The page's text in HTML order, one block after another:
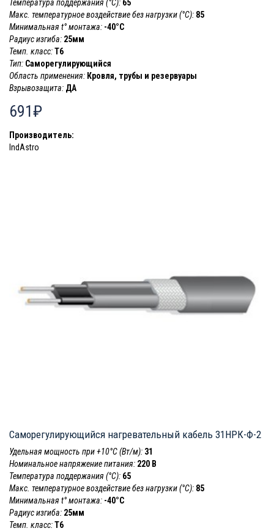
Температура поддержания (°С): 65
Макс. температурное воздействие без нагрузки (°С): 85
Минимальная t° монтажа: -40°С
Радиус изгиба: 25мм
Темп. класс:T6
Тип: Саморегулирующийся
Область применения: Кровля, трубы и резервуары
Взрывозащита: ДА
691₽
Производитель:
IndAstro
Саморегулирующийся нагревательный кабель 31НРК-Ф-2
Удельная мощность при +10°С (Вт/м): 31
Номинальное напряжение питания: 220 В
Температура поддержания (°С): 65
Макс. температурное воздействие без нагрузки (°С): 85
Минимальная t° монтажа: -40°С
Радиус изгиба: 25мм
Темп. класс:T6